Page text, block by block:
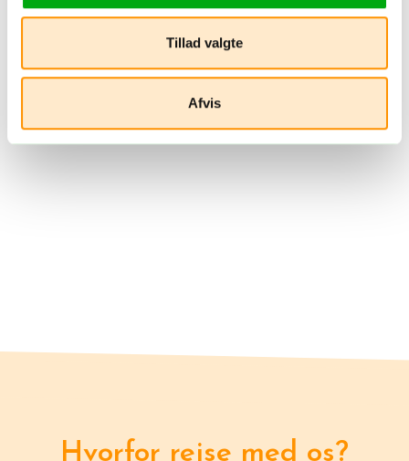
Tillad valgte
Afvis
Hvorfor rejse med os?